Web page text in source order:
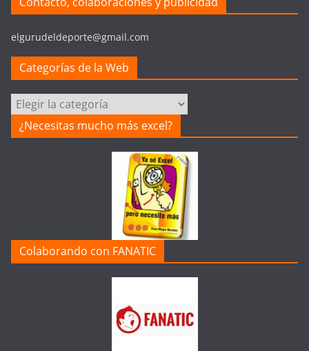
elgurudeldeporte@gmail.com
Categorías de la Web
Categorías
la
¿Necesitas mucho más excel?
Colaborando con FANATIC